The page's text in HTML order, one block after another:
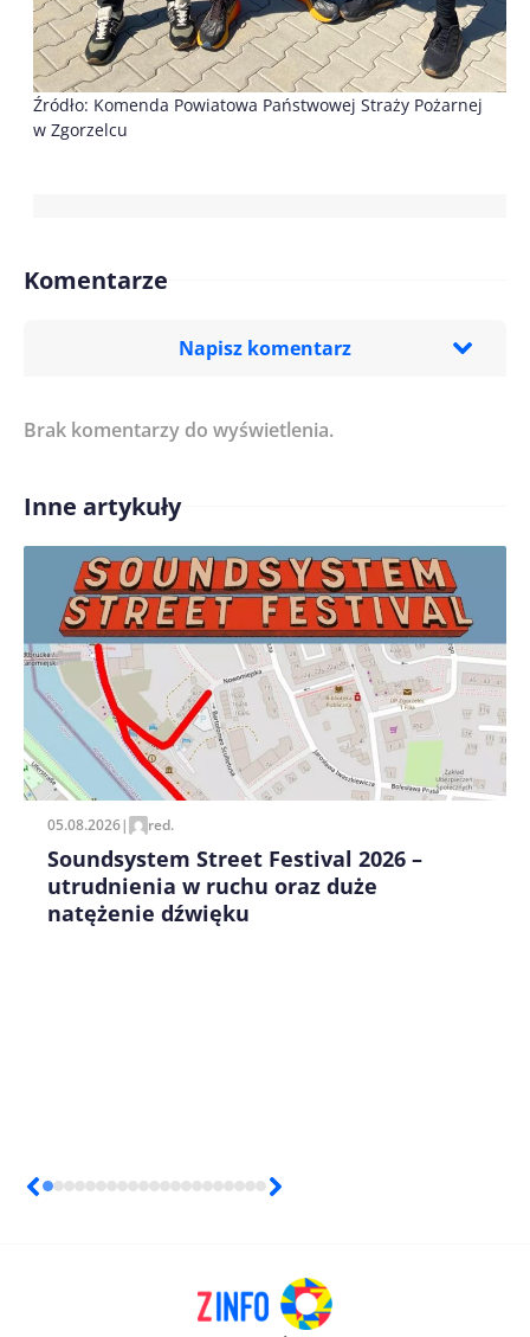
Źródło: Komenda Powiatowa Państwowej Straży Pożarnej
w Zgorzelcu
Komentarze
Napisz komentarz
Treść komentarza*
Imię/ Nick*
Zapamiętaj moje dane w tej przeglądarce podczas
pisania kolejnych komentarzy.
Brak komentarzy do wyświetlenia.
Inne artykuły
05.08.2026| red.
Soundsystem Street Festival 2026 –
utrudnienia w ruchu oraz duże
natężenie dźwięku